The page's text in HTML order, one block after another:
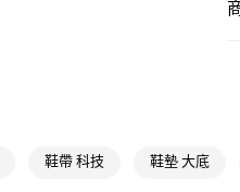
鞋帶 科技 鞋墊 大底